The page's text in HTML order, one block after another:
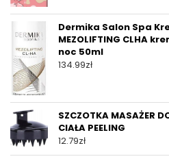
Dermika Salon Spa
MEZOLIFTING CLHA
noc 50ml
134.99zł
SZCZOTKA MASAŻER
CIAŁA PEELING
12.79zł